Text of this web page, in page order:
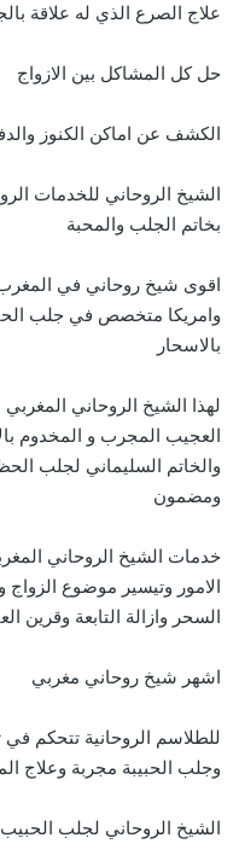
علاج الصرع الذي له علاقة
حل كل المشاكل بين الازواج
الكشف عن اماكن الكنوز
الشيخ الروحاني للخدمات
بخاتم الجلب والمحبة
اقوى شيخ روحاني في المغرب
وامريكا متخصص في جلب
بالاسحار
لهذا الشيخ الروحاني
العجيب المجرب و المخدوم
والخاتم السليماني لجلب
ومضمون
خدمات الشيخ الروحاني
الامور وتيسير موضوع
السحر وازالة التابعة وقرين
اشهر شيخ روحاني مغربي
للطلاسم الروحانية تتحكم
وجلب الحبيبة مجربة وعلاج
الشيخ الروحاني لجلب